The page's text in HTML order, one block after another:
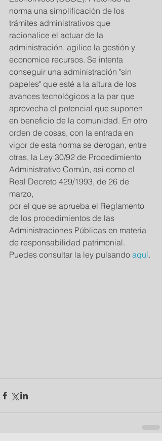
norma una simplificación de los
trámites administrativos que
racionalice el actuar de la
administración, agilice la gestión y
economice recursos. Se intenta
conseguir una administración "sin
papeles" que esté a la altura de los
avances tecnológicos a la par que
aprovecha el potencial que suponen
en beneficio de la comunidad. En otro
orden de cosas, con la entrada en
vigor de esta norma se derogan, entre
otras, la Ley 30/92 de Procedimiento
Administrativo Común, asi como el
Real Decreto 429/1993, de 26 de
marzo,
por el que se aprueba el Reglamento
de los procedimientos de las
Administraciones Públicas en materia
de responsabilidad patrimonial.
Puedes consultar la ley pulsando aquí.